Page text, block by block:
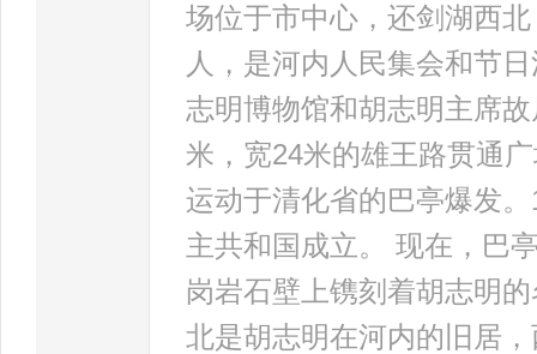
场位于市中心，还剑湖西
人，是河内人民集会和节
志明博物馆和胡志明主席
米，宽24米的雄王路贯通
运动于清化省的巴亭爆发
主共和国成立。 现在，巴
岗岩石壁上镌刻着胡志明
北是胡志明在河内的旧居